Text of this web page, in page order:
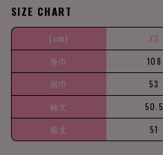
SIZE CHART
(cm) XS
身巾
108
肩巾
53
袖丈
50.5
着丈
51